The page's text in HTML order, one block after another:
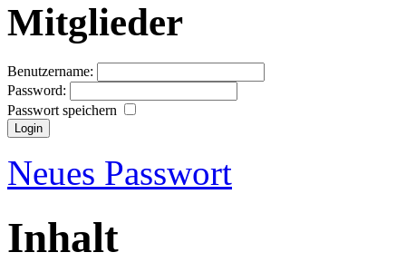
Mitglieder
Benutzername:
Password:
Passwort speichern
Neues Passwort
Inhalt